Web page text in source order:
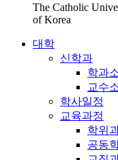
The Catholic
of Korea
대학
신학과
학과
교수
학사일정
교육과정
학위
공동